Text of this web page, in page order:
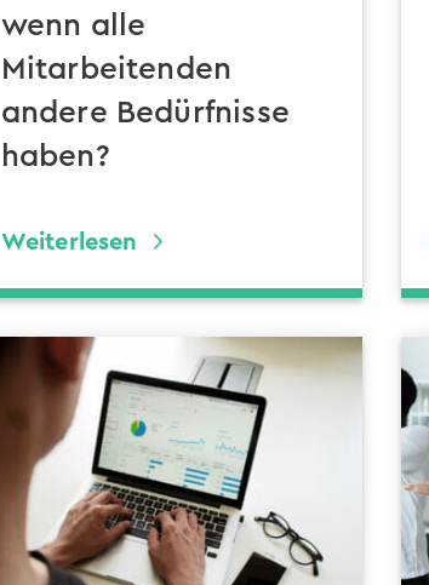
wenn alle
Mitarbeitenden
andere Bedürfnisse
haben?
Weiterlesen